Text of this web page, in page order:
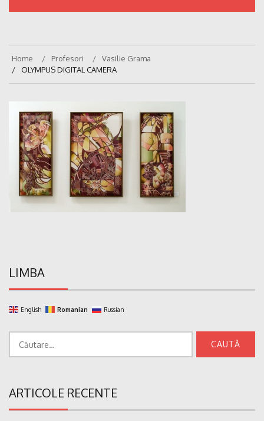
Home Profesori
Vasilie Grama
OLYMPUS DIGITAL CAMERA
LIMBA
English Romanian Russian
după:
ARTICOLE RECENTE